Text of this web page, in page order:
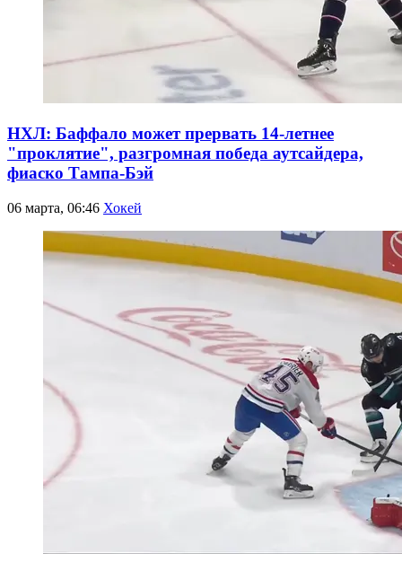
НХЛ: Баффало может прервать 14-летнее
"проклятие", разгромная победа аутсайдера,
фиаско Тампа-Бэй
06 марта, 06:46 Хокей